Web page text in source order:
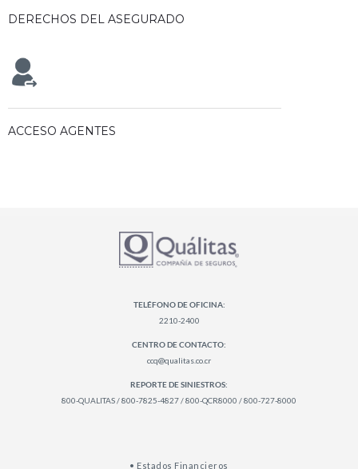
DERECHOS DEL ASEGURADO
ACCESO AGENTES
TELÉFONO DE OFICINA:
2210-2400
CENTRO DE CONTACTO:
ccq@qualitas.co.cr
REPORTE DE SINIESTROS:
800-QUALITAS / 800-7825-4827 / 800-QCR8000 / 800-727-8000
• Estados Financieros